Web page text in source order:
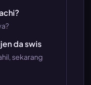
da swis
sekarang